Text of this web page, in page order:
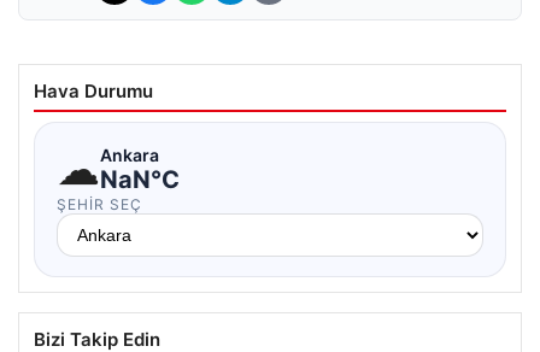
Hava Durumu
☁Ankara
NaN°C
ŞEHIR SEÇ
Bizi Takip Edin